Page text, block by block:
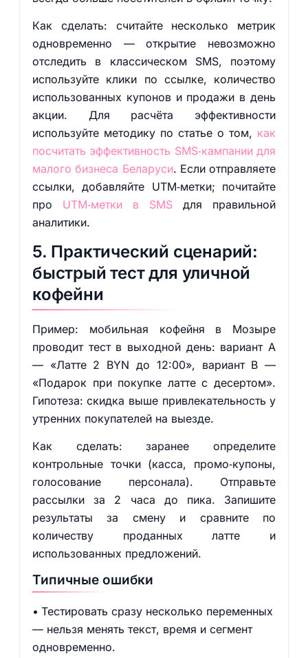
Как сделать: считайте несколько метрик
одновременно — открытие невозможно
отследить в классическом SMS, поэтому
используйте клики по ссылке, количество
использованных купонов и продажи в день
акции. Для расчёта эффективности
используйте методику по статье о том, как
посчитать эффективность SMS‑кампании для
малого бизнеса Беларуси. Если отправляете
ссылки, добавляйте UTM‑метки; почитайте
про UTM‑метки в SMS для правильной
аналитики.
5. Практический сценарий:
быстрый тест для уличной
кофейни
Пример: мобильная кофейня в Мозыре
проводит тест в выходной день: вариант A
— «Латте 2 BYN до 12:00», вариант B —
«Подарок при покупке латте с десертом».
Гипотеза: скидка выше привлекательность у
утренних покупателей на выезде.
Как сделать: заранее определите
контрольные точки (касса, промо‑купоны,
голосование персонала). Отправьте
рассылки за 2 часа до пика. Запишите
результаты за смену и сравните по
количеству проданных латте и
использованных предложений.
Типичные ошибки
Тестировать сразу несколько переменных
— нельзя менять текст, время и сегмент
одновременно.